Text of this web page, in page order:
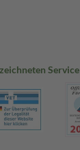
Service